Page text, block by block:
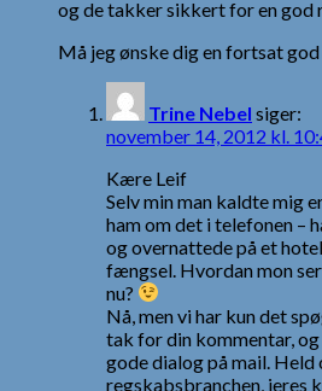
og de takker sikkert for en god
Må jeg ønske dig en fortsat god
Trine Nebel siger:
november 14, 2012 kl.
Kære Leif
Selv min man kaldte mig
ham om det i telefonen –
og overnattede på et
fængsel. Hvordan mon
nu?
Nå, men vi har kun det
tak for din kommentar,
gode dialog på mail. Held
regskabsbranchen, jeres